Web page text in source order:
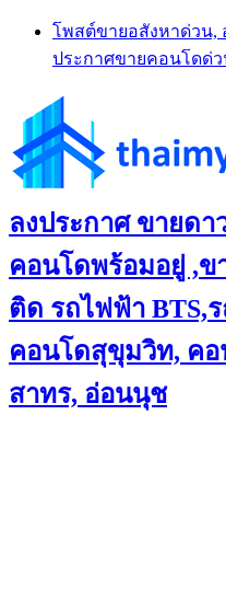
Skip
content
โพสต์ขายอสังหาด่วน,
ประกาศขายคอนโดด่
ลงประกาศ ขายด
คอนโดพร้อมอยู่ ,
ติด รถไฟฟ้า BTS,
คอนโดสุขุมวิท, ค
สาทร, อ่อนนุช